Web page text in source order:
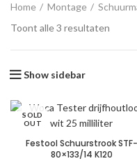
Home Montage
Toont alle 3 resultaten
Show sidebar
SOLD
OUT
Festool Schuurstrook STF-
80×133/14 K120